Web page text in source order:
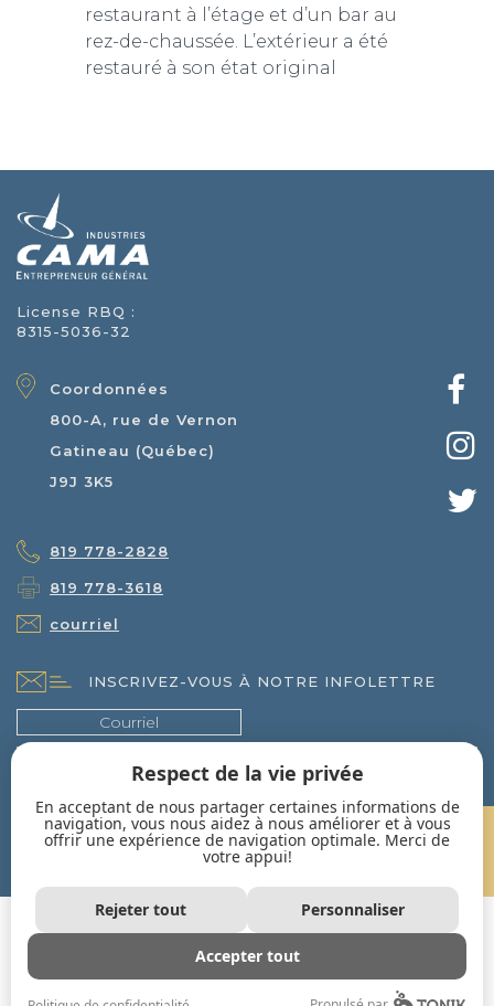
restaurant à l’étage et d’un bar au
rez-de-chaussée. L’extérieur a été
restauré à son état original
License RBQ :
8315-5036-32
Coordonnées
800-A, rue de Vernon
Gatineau (Québec)
J9J 3K5
819 778-2828
819 778-3618
courriel
INSCRIVEZ-VOUS À NOTRE INFOLETTRE
UN PROJET EN TÊTE?
Respect de la vie privée
En acceptant de nous partager certaines informations de
navigation, vous nous aidez à nous améliorer et à vous
offrir une expérience de navigation optimale. Merci de
votre appui!
Rejeter tout Personnaliser
Accepter tout